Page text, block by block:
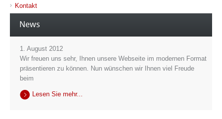
Kontakt
News
1. August 2012
Wir freuen uns sehr, Ihnen unsere Webseite im modernen Format
präsentieren zu können. Nun wünschen wir Ihnen viel Freude
beim
Lesen Sie mehr...